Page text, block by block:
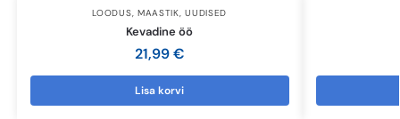
LOODUS, MAASTIK,UUDISED
Kevadine öö
21,99€
Lisa korvi